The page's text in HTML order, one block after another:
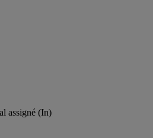
assigné (In)